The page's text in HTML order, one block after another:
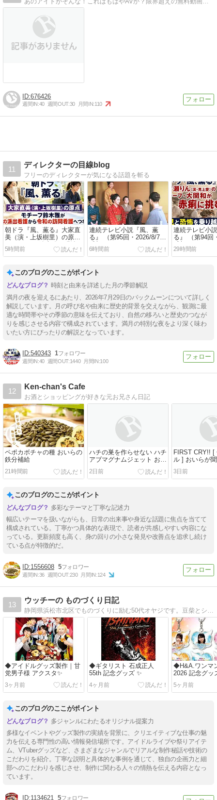
676426
週間IN:40 週間OUT:30 月間IN:110
11
ディレクターの目線blog
フリーのディレクターが気になる話題を斬る
朝ドラ『風、薫る』大家直
美（演・上坂樹里）の原点
──モチーフ鈴木雅が明治の
派出看護から令和の訪問看
5時間前
連続テレビ小説『風、薫
る』 （第95回・2026/8/7）
感想
6時間前
連続テレビ小
る』 （第94回
感想
29時間前
このブログのここがポイント
時刻と由来を詳述した月の季節解説
満月の夜を迎えるにあたり、2026年7月29日のバックムーンについて詳しく
解説しています。月の呼び名や由来に歴史的背景を交えながら、観測に最
適な時間帯やその季節の意味を伝えており、自然の移ろいと歴史のつなが
りを感じさせる内容で構成されています。満月の特別な夜をより深く味わ
いたい方にぴったりの解説となっています。
540343 1
週間IN:40 週間OUT:1440 月間IN:100
12
Ken-chan's Cafe
お酒とショッピングが好きな元お兄さん日記
ペポカボチャの種 おいらの
鉄分補給
21時間前
ハチの巣を作らせない ハチ
アブマグナムジェット おい
らのお使い
2日前
FIRST CRY!! [
ル ] おいらが
3日前
このブログのここがポイント
多彩なテーマと丁寧な記述力
幅広いテーマを扱いながらも、日常の出来事や身近な話題に焦点を当てて
構成されている。丁寧かつ具体的な表現で、読者が共感しやすい内容にな
っている。更新頻度も高く、身の回りの小さな発見や改善点を追求し続け
ている点が特徴的だ。
1556608 5
週間IN:36 週間OUT:230 月間IN:124
13
ウッチーの ものづくり日記
静岡県浜松市北区でものづくりに励む50代オヤジです。豆柴とシベリアンハスキー飼ってます。
◆アイドルグッズ製作｜甘
党男子様 アクスタ✨
3ヶ月前
◆ギタリスト 石成正人
55th 記念グッズ ✨
4ヶ月前
◆H&A.ワンマ
2026 記念グッ
5ヶ月前
このブログのここがポイント
多ジャンルにわたるオリジナル提案力
多様なイベントやグッズ製作の実績を背景に、クリエイティブな仕事の魅
力を伝える専門性の高い情報発信場所です。アイドルライブや祭りアイテ
ム、VTuberグッズなど、さまざまなジャンルでリアルな制作秘話や技術の
こだわりを紹介。丁寧な説明と具体的な事例を通じて、独自の企画力と細
部へのこだわりを感じさせ、制作に関わる人々の情熱を伝える内容となっ
ています。
1134621 5